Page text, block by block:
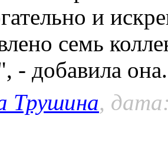
и
семь
- добавила она.
Трушина,